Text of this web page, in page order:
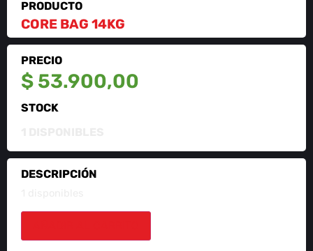
PRODUCTO
CORE BAG 14KG
PRECIO
$ 53.900,00
STOCK
DESCRIPCIÓN